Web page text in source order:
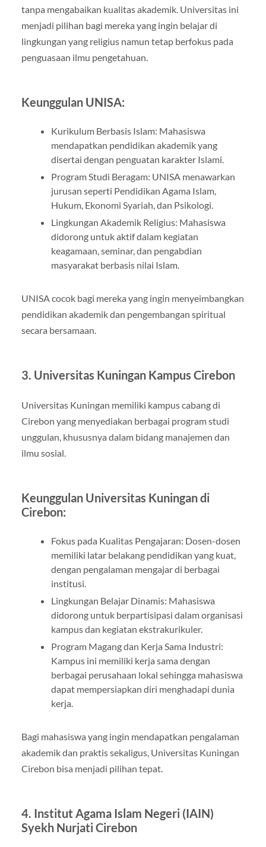
tanpa mengabaikan kualitas akademik. Universitas ini
menjadi pilihan bagi mereka yang ingin belajar di
lingkungan yang religius namun tetap berfokus pada
penguasaan ilmu pengetahuan.
Keunggulan UNISA:
Kurikulum Berbasis Islam: Mahasiswa
mendapatkan pendidikan akademik yang
disertai dengan penguatan karakter Islami.
Program Studi Beragam: UNISA menawarkan
jurusan seperti Pendidikan Agama Islam,
Hukum, Ekonomi Syariah, dan Psikologi.
Lingkungan Akademik Religius: Mahasiswa
didorong untuk aktif dalam kegiatan
keagamaan, seminar, dan pengabdian
masyarakat berbasis nilai Islam.
UNISA cocok bagi mereka yang ingin menyeimbangkan
pendidikan akademik dan pengembangan spiritual
secara bersamaan.
3. Universitas Kuningan Kampus Cirebon
Universitas Kuningan memiliki kampus cabang di
Cirebon yang menyediakan berbagai program studi
unggulan, khususnya dalam bidang manajemen dan
ilmu sosial.
Keunggulan Universitas Kuningan di
Cirebon:
Fokus pada Kualitas Pengajaran: Dosen-dosen
memiliki latar belakang pendidikan yang kuat,
dengan pengalaman mengajar di berbagai
institusi.
Lingkungan Belajar Dinamis: Mahasiswa
didorong untuk berpartisipasi dalam organisasi
kampus dan kegiatan ekstrakurikuler.
Program Magang dan Kerja Sama Industri:
Kampus ini memiliki kerja sama dengan
berbagai perusahaan lokal sehingga mahasiswa
dapat mempersiapkan diri menghadapi dunia
kerja.
Bagi mahasiswa yang ingin mendapatkan pengalaman
akademik dan praktis sekaligus, Universitas Kuningan
Cirebon bisa menjadi pilihan tepat.
4. Institut Agama Islam Negeri (IAIN)
Syekh Nurjati Cirebon